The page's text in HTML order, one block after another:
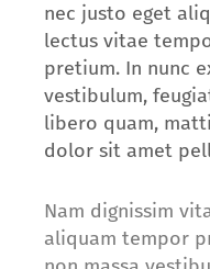
nec justo eget
lectus vitae
pretium. In nunc
vestibulum,
libero quam,
dolor sit amet
Nam dignissim
aliquam tempor